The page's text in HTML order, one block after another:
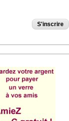
S'inscrire